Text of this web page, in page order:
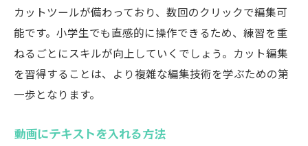
カットツールが備わっており、数回のクリックで編集可
能です。小学生でも直感的に操作できるため、練習を重
ねるごとにスキルが向上していくでしょう。カット編集
を習得することは、より複雑な編集技術を学ぶための第
一歩となります。
動画にテキストを入れる方法